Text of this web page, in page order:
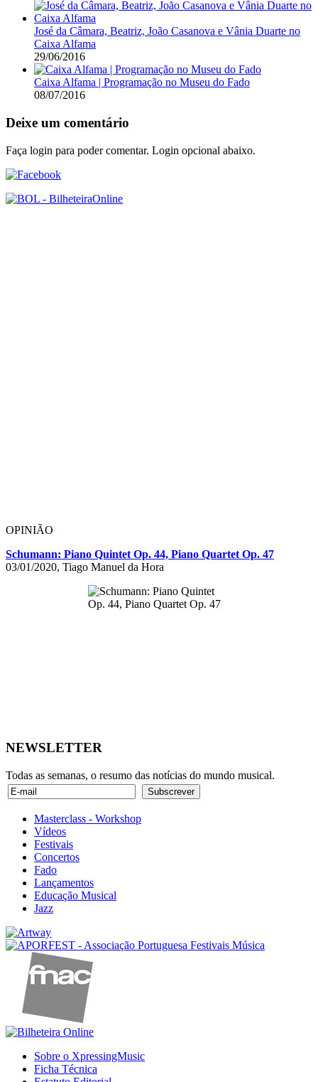
José da Câmara, Beatriz, João Casanova e Vânia Duarte no
Caixa Alfama
29/06/2016
Caixa Alfama | Programação no Museu do Fado
08/07/2016
Deixe um comentário
Faça login para poder comentar. Login opcional abaixo.
OPINIÃO
Schumann: Piano Quintet Op. 44, Piano Quartet Op. 47
03/01/2020, Tiago Manuel da Hora
NEWSLETTER
Todas as semanas, o resumo das notícias do mundo musical.
Masterclass - Workshop
Vídeos
Festivais
Concertos
Fado
Lançamentos
Educação Musical
Jazz
Sobre o XpressingMusic
Ficha Técnica